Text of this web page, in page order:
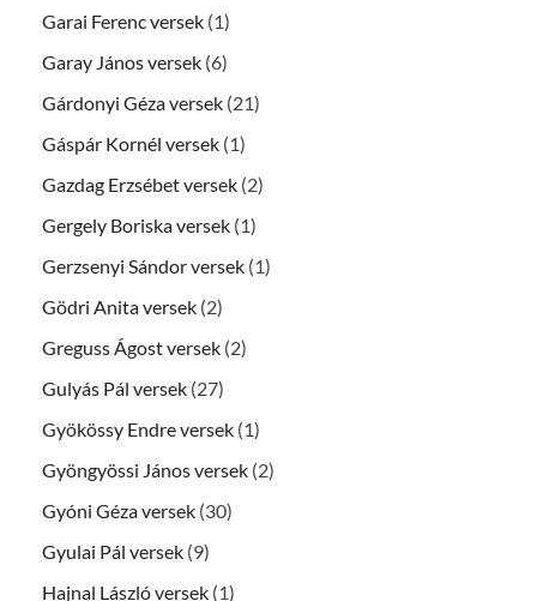
Garai Ferenc versek (1)
Garay János versek (6)
Gárdonyi Géza versek (21)
Gáspár Kornél versek (1)
Gazdag Erzsébet versek (2)
Gergely Boriska versek (1)
Gerzsenyi Sándor versek (1)
Gödri Anita versek (2)
Greguss Ágost versek (2)
Gulyás Pál versek (27)
Gyökössy Endre versek (1)
Gyöngyössi János versek (2)
Gyóni Géza versek (30)
Gyulai Pál versek (9)
Hajnal László versek (1)